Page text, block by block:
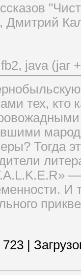
Дмитрий
java (jar
тех,
Тогда
723 |